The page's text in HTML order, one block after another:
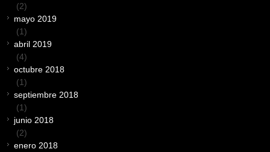
(2)
mayo 2019
(1)
abril 2019
(4)
octubre 2018
(1)
septiembre 2018
(1)
junio 2018
(2)
enero 2018